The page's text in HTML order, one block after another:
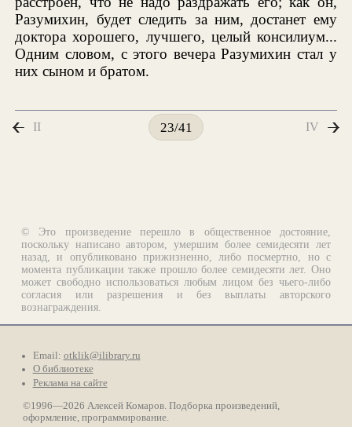
Разумихин, будет следить за ним, достанет ему
доктора хорошего, лучшего, целый консилиум...
Одним словом, с этого вечера Разумихин стал у
них сыном и братом.
II 23/41 IV
© Это произведение перешло в общественное достояние,
поскольку написано автором, умершим более семидесяти лет
назад, и опубликовано прижизненно, либо посмертно, но с
момента публикации также прошло более семидесяти лет. Оно
может свободно использоваться любым лицом без чьего-либо
согласия или разрешения и без выплаты авторского
вознаграждения.
Email: otklik@ilibrary.ru
О библиотеке
Реклама на сайте
©1996—2026 Алексей Комаров. Подборка произведений,
оформление, программирование.